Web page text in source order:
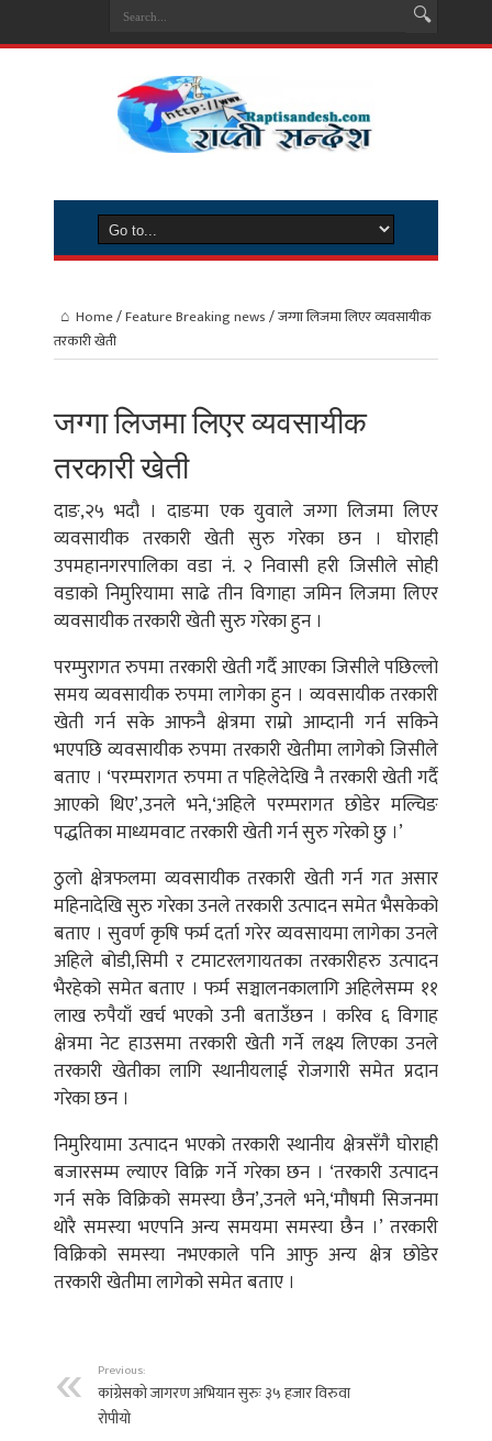
Home/Feature Breaking news/जग्गा लिजमा लिएर व्यवसायीक
तरकारी खेती
जग्गा लिजमा लिएर व्यवसायीक
तरकारी खेती
दाङ,२५ भदौ । दाङमा एक युवाले जग्गा लिजमा लिएर
व्यवसायीक तरकारी खेती सुरु गरेका छन । घोराही
उपमहानगरपालिका वडा नं. २ निवासी हरी जिसीले सोही
वडाको निमुरियामा साढे तीन विगाहा जमिन लिजमा लिएर
व्यवसायीक तरकारी खेती सुरु गरेका हुन ।
परम्पुरागत रुपमा तरकारी खेती गर्दै आएका जिसीले पछिल्लो
समय व्यवसायीक रुपमा लागेका हुन । व्यवसायीक तरकारी
खेती गर्न सके आफनै क्षेत्रमा राम्रो आम्दानी गर्न सकिने
भएपछि व्यवसायीक रुपमा तरकारी खेतीमा लागेको जिसीले
बताए । ‘परम्परागत रुपमा त पहिलेदेखि नै तरकारी खेती गर्दै
आएको थिए’,उनले भने,‘अहिले परम्परागत छोडेर मल्चिङ
पद्धतिका माध्यमवाट तरकारी खेती गर्न सुरु गरेको छु ।’
ठुलो क्षेत्रफलमा व्यवसायीक तरकारी खेती गर्न गत असार
महिनादेखि सुरु गरेका उनले तरकारी उत्पादन समेत भैसकेको
बताए । सुवर्ण कृषि फर्म दर्ता गरेर व्यवसायमा लागेका उनले
अहिले बोडी,सिमी र टमाटरलगायतका तरकारीहरु उत्पादन
भैरहेको समेत बताए । फर्म सञ्चालनकालागि अहिलेसम्म ११
लाख रुपैयाँ खर्च भएको उनी बताउँछन । करिव ६ विगाह
क्षेत्रमा नेट हाउसमा तरकारी खेती गर्ने लक्ष्य लिएका उनले
तरकारी खेतीका लागि स्थानीयलाई रोजगारी समेत प्रदान
गरेका छन ।
निमुरियामा उत्पादन भएको तरकारी स्थानीय क्षेत्रसँगै घोराही
बजारसम्म ल्याएर विक्रि गर्ने गरेका छन । ‘तरकारी उत्पादन
गर्न सके विक्रिको समस्या छैन’,उनले भने,‘मौषमी सिजनमा
थोरै समस्या भएपनि अन्य समयमा समस्या छैन ।’ तरकारी
विक्रिको समस्या नभएकाले पनि आफु अन्य क्षेत्र छोडेर
तरकारी खेतीमा लागेको समेत बताए ।
Previous:
कांग्रेसको जागरण अभियान सुरुः ३५ हजार विरुवा
रोपीयो